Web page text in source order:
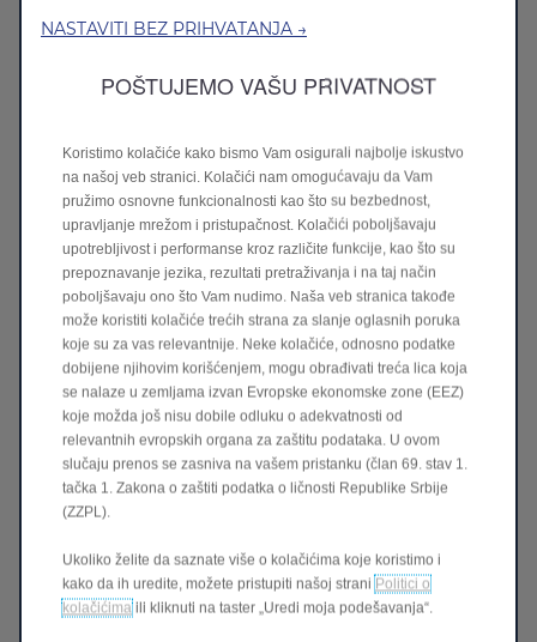
C10
Otkrijte C10>
2026
NASTAVITI BEZ PRIHVATANJA →
POŠTUJEMO VAŠU PRIVATNOST
Koristimo kolačiće kako bismo Vam osigurali najbolje iskustvo
na našoj veb stranici. Kolačići nam omogućavaju da Vam
pružimo osnovne funkcionalnosti kao što su bezbednost,
upravljanje mrežom i pristupačnost. Kolačići poboljšavaju
upotrebljivost i performanse kroz različite funkcije, kao što su
prepoznavanje jezika, rezultati pretraživanja i na taj način
poboljšavaju ono što Vam nudimo. Naša veb stranica takođe
može koristiti kolačiće trećih strana za slanje oglasnih poruka
koje su za vas relevantnije. Neke kolačiće, odnosno podatke
dobijene njihovim korišćenjem, mogu obrađivati treća lica koja
se nalaze u zemljama izvan Evropske ekonomske zone (EEZ)
koje možda još nisu dobile odluku o adekvatnosti od
relevantnih evropskih organa za zaštitu podataka. U ovom
slučaju prenos se zasniva na vašem pristanku (član 69. stav 1.
tačka 1. Zakona o zaštiti podatka o ličnosti Republike Srbije
(ZZPL).
Ukoliko želite da saznate više o kolačićima koje koristimo i
kako da ih uredite, možete pristupiti našoj strani Politici o
kolačićimaili kliknuti na taster „Uredi moja podešavanja“.